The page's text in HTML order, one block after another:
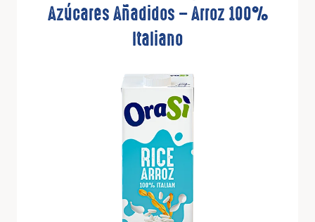
Azúcares Añadidos – Arroz 100%
Italiano